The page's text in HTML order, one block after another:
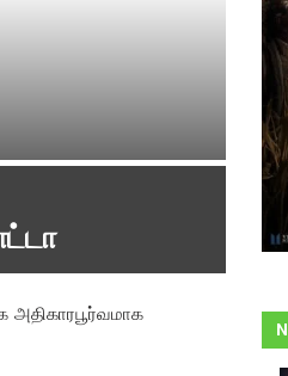
அதிகாரபூர்வமாக